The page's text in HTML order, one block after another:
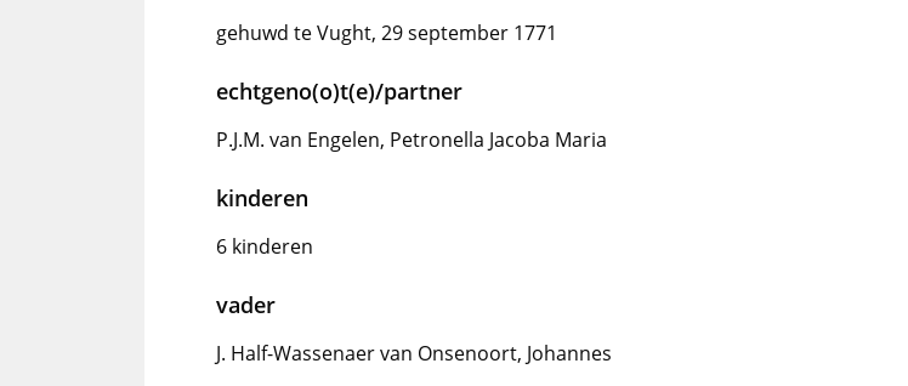
gehuwd te Vught, 29 september 1771
echtgeno(o)t(e)/partner
P.J.M. van Engelen, Petronella Jacoba Maria
kinderen
6 kinderen
vader
J. Half-Wassenaer van Onsenoort, Johannes